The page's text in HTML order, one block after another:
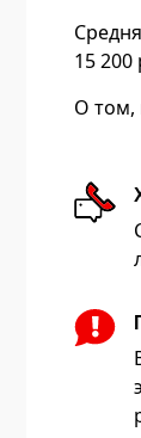
15 200
О том,